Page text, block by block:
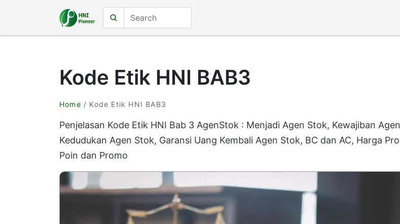
Kode Etik HNI BAB3
Home / Kode Etik HNI BAB3
Penjelasan Kode Etik HNI Bab 3 AgenStok : Menjadi Agen Stok, Kewajiban
Kedudukan Agen Stok, Garansi Uang Kembali Agen Stok, BC dan AC, Harga
Poin dan Promo